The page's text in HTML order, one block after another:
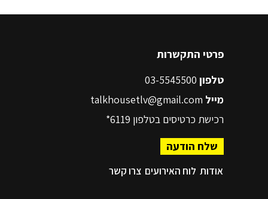
פרטי התקשרות
טלפון
מייל talkhousetlv@gmail.com
רכישת כרטיסים בטלפון 6119*
שלח הודעה
אודות לוח האירועים צרו קשר